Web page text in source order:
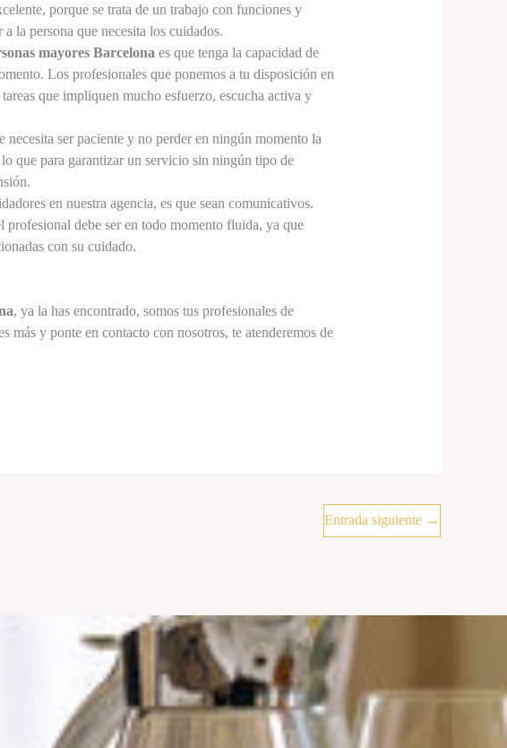
porque se trata de un trabajo con funciones y
la persona que necesita los cuidados.
mayores Barcelona es que tenga la capacidad de
Los profesionales que ponemos a tu disposición en
que impliquen mucho esfuerzo, escucha activa y
necesita ser paciente y no perder en ningún momento la
que para garantizar un servicio sin ningún tipo de
en nuestra agencia, es que sean comunicativos.
debe ser en todo momento fluida, ya que
con su cuidado.
, ya la has encontrado, somos tus profesionales de
más y ponte en contacto con nosotros, te atenderemos de
Entrada siguiente →